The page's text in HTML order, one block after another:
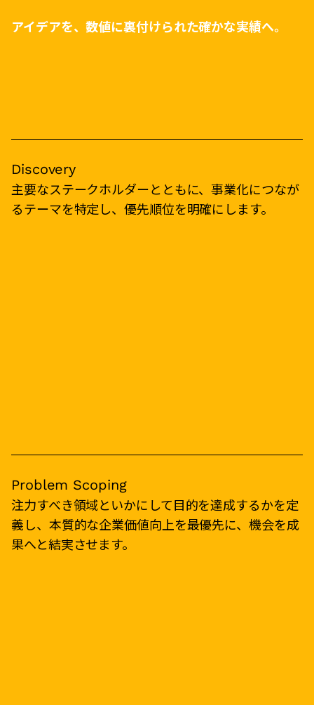
アイデアを、数値に裏付けられた確かな実績へ。
Discovery
主要なステークホルダーとともに、事業化につなが
るテーマを特定し、優先順位を明確にします。
Problem Scoping
注力すべき領域といかにして目的を達成するかを定
義し、本質的な企業価値向上を最優先に、機会を成
果へと結実させます。